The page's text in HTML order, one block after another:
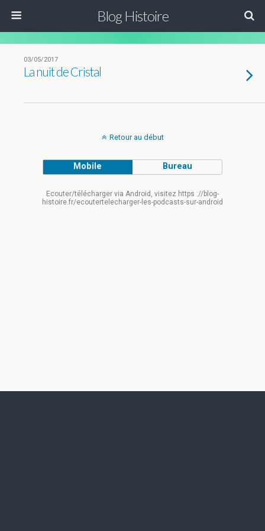
Blog Histoire
03/05/2017
La nuit de Cristal
Retour au début
Mobile Bureau
Ecouter/télécharger via Android, visitez https ://blog-
histoire.fr/ecoutertelecharger-les-podcasts-sur-android